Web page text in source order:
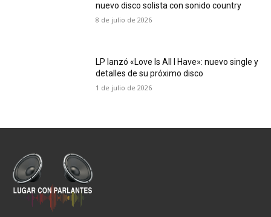
nuevo disco solista con sonido country
8 de julio de 2026
LP lanzó «Love Is All I Have»: nuevo single y
detalles de su próximo disco
1 de julio de 2026